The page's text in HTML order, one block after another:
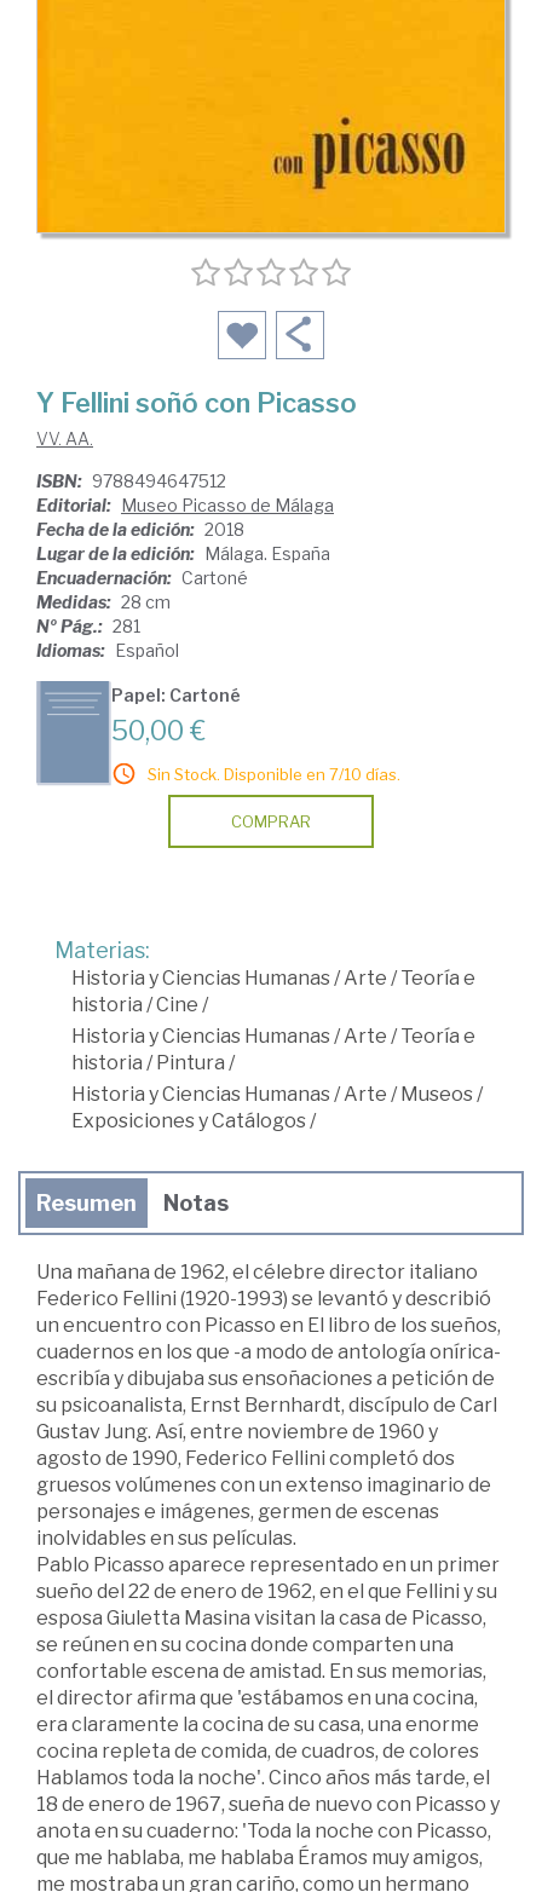
Y Fellini soñó con Picasso
VV. AA.
ISBN: 9788494647512
Editorial: Museo Picasso de Málaga
Fecha de la edición: 2018
Lugar de la edición: Málaga. España
Encuadernación: Cartoné
Medidas: 28 cm
Nº Pág.: 281
Idiomas: Español
Papel: Cartoné
50,00 €
Sin Stock. Disponible en 7/10 días.
COMPRAR
Materias:
Historia y Ciencias Humanas/Arte /Teoría e
historia /Cine /
Historia y Ciencias Humanas/Arte /Teoría e
historia /Pintura /
Historia y Ciencias Humanas/Arte /Museos/
Exposiciones y Catálogos/
Resumen Notas
Una mañana de 1962, el célebre director italiano
Federico Fellini (1920-1993) se levantó y describió
un encuentro con Picasso en El libro de los sueños,
cuadernos en los que -a modo de antología onírica-
escribía y dibujaba sus ensoñaciones a petición de
su psicoanalista, Ernst Bernhardt, discípulo de Carl
Gustav Jung. Así, entre noviembre de 1960 y
agosto de 1990, Federico Fellini completó dos
gruesos volúmenes con un extenso imaginario de
personajes e imágenes, germen de escenas
inolvidables en sus películas.
Pablo Picasso aparece representado en un primer
sueño del 22 de enero de 1962, en el que Fellini y su
esposa Giuletta Masina visitan la casa de Picasso,
se reúnen en su cocina donde comparten una
confortable escena de amistad. En sus memorias,
el director afirma que 'estábamos en una cocina,
era claramente la cocina de su casa, una enorme
cocina repleta de comida, de cuadros, de colores
Hablamos toda la noche'. Cinco años más tarde, el
18 de enero de 1967, sueña de nuevo con Picasso y
anota en su cuaderno: 'Toda la noche con Picasso,
que me hablaba, me hablaba Éramos muy amigos,
me mostraba un gran cariño, como un hermano